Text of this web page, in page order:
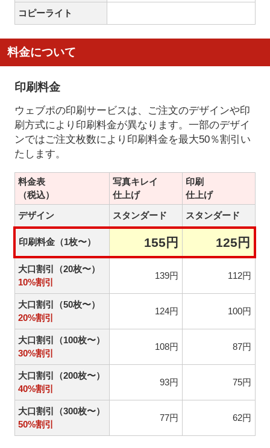
コピーライト
料金について
印刷料金
ウェブポの印刷サービスは、ご注文のデザインや印
刷方式により印刷料金が異なります。一部のデザイ
ンではご注文枚数により印刷料金を最大50％割引い
たします。
料金表
（税込）
写真キレイ
仕上げ
印刷
仕上げ
デザイン
スタンダード スタンダード
印刷料金（1枚〜） 155円 125円
大口割引（20枚〜）
10%割引
139円 112円
大口割引（50枚〜）
20%割引
124円 100円
大口割引（100枚〜）
30%割引
108円 87円
大口割引（200枚〜）
40%割引
93円 75円
大口割引（300枚〜）
50%割引
77円 62円